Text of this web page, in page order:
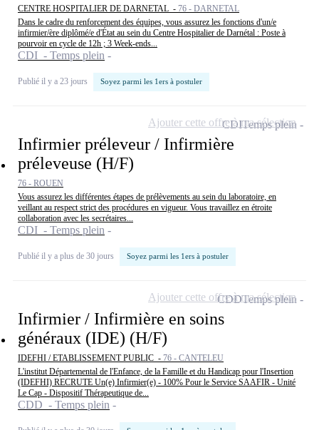
CENTRE HOSPITALIER DE DARNETAL - 76 - DARNETAL
Dans le cadre du renforcement des équipes, vous assurez les fonctions d'un/e
infirmier/ère diplômé/e d'État au sein du Centre Hospitalier de Darnétal : Poste à
pourvoir en cycle de 12h ; 3 Week-ends...
CDI - Temps plein
Publié il y a 23 jours Soyez parmi les 1ers à postuler
Infirmier préleveur / Infirmière
préleveuse (H/F)
76 - ROUEN
Vous assurez les différentes étapes de prélèvements au sein du laboratoire, en
veillant au respect strict des procédures en vigueur. Vous travaillez en étroite
collaboration avec les secrétaires...
CDI - Temps plein
Publié il y a plus de 30 jours Soyez parmi les 1ers à postuler
CDITemps plein
Ajouter cette offre à ma sélection
Infirmier / Infirmière en soins
généraux (IDE) (H/F)
IDEFHI / ETABLISSEMENT PUBLIC - 76 - CANTELEU
L'institut Départemental de l'Enfance, de la Famille et du Handicap pour l'Insertion
(IDEFHI) RECRUTE Un(e) Infirmier(e) - 100% Pour le Service SAAFIR - Unité
Le Cap - Dispositif Thérapeutique de...
CDD - Temps plein
CDDTemps plein
Ajouter cette offre à ma sélection